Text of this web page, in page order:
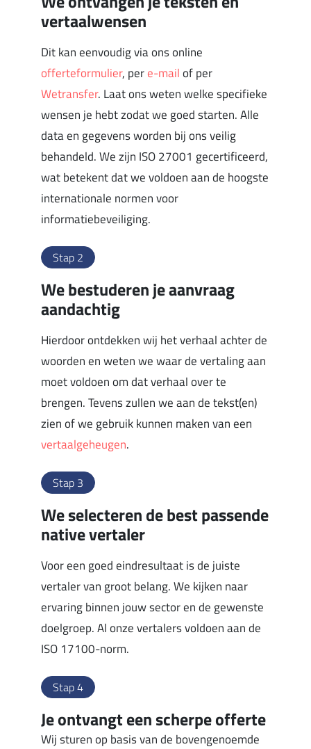
vertaalwensen
Dit kan eenvoudig via ons online
offerteformulier, pere-mailof per
Wetransfer. Laat ons weten welke specifieke
wensen je hebt zodat we goed starten. Alle
data en gegevens worden bij ons veilig
behandeld. We zijn ISO 27001 gecertificeerd,
wat betekent dat we voldoen aan de hoogste
internationale normen voor
informatiebeveiliging.
Stap 2
We bestuderen je aanvraag
aandachtig
Hierdoor ontdekken wij het verhaal achter de
woorden en weten we waar de vertaling aan
moet voldoen om dat verhaal over te
brengen. Tevens zullen we aan de tekst(en)
zien of we gebruik kunnen maken van een
vertaalgeheugen.
Stap 3
We selecteren de best passende
native vertaler
Voor een goed eindresultaat is de juiste
vertaler van groot belang. We kijken naar
ervaring binnen jouw sector en de gewenste
doelgroep. Al onze vertalers voldoen aan de
ISO 17100-norm.
Stap 4
Je ontvangt een scherpe offerte
Wij sturen op basis van de bovengenoemde